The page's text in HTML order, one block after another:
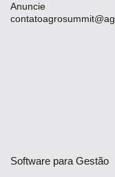
Anuncie
Software para Gestão